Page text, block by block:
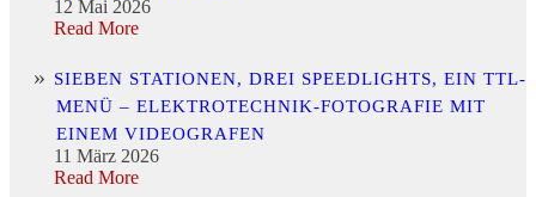
12 Mai 2026
Read More
SIEBEN STATIONEN, DREI SPEEDLIGHTS, EIN TTL-
MENÜ – ELEKTROTECHNIK-FOTOGRAFIE MIT
EINEM VIDEOGRAFEN
11 März 2026
Read More